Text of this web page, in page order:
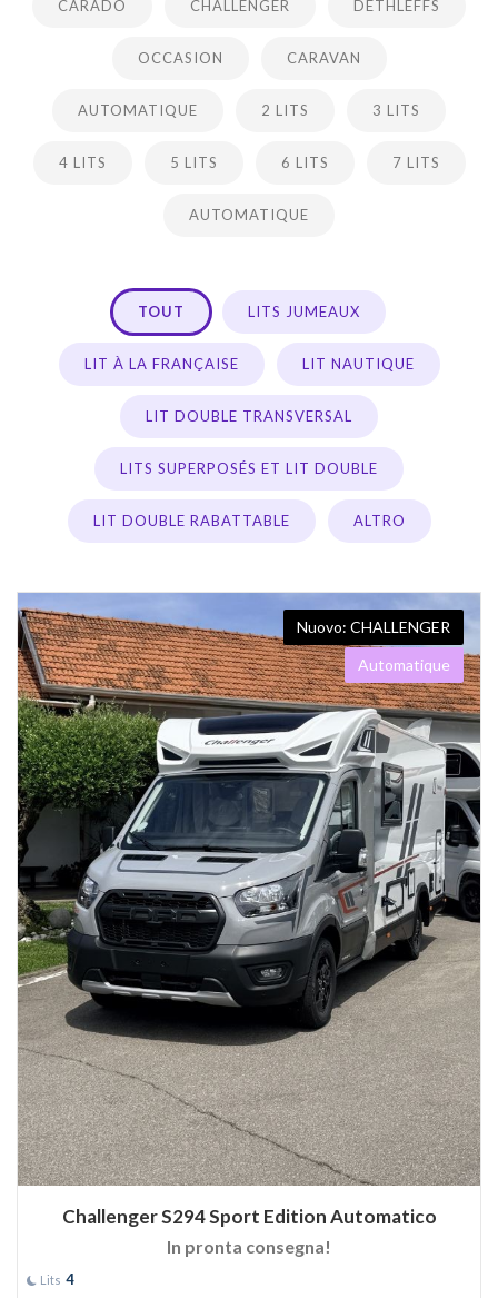
CARADO CHALLENGER DETHLEFFS
OCCASION CARAVAN
AUTOMATIQUE 2 LITS 3 LITS
4 LITS 5 LITS 6 LITS 7 LITS
AUTOMATIQUE
TOUT LITS JUMEAUX
LIT À LA FRANÇAISE LIT NAUTIQUE
LIT DOUBLE TRANSVERSAL
LITS SUPERPOSÉS ET LIT DOUBLE
LIT DOUBLE RABATTABLE ALTRO
CHALLENGER
Automatique
Challenger S294 Sport Edition Automatico
In pronta consegna!
Lits 4